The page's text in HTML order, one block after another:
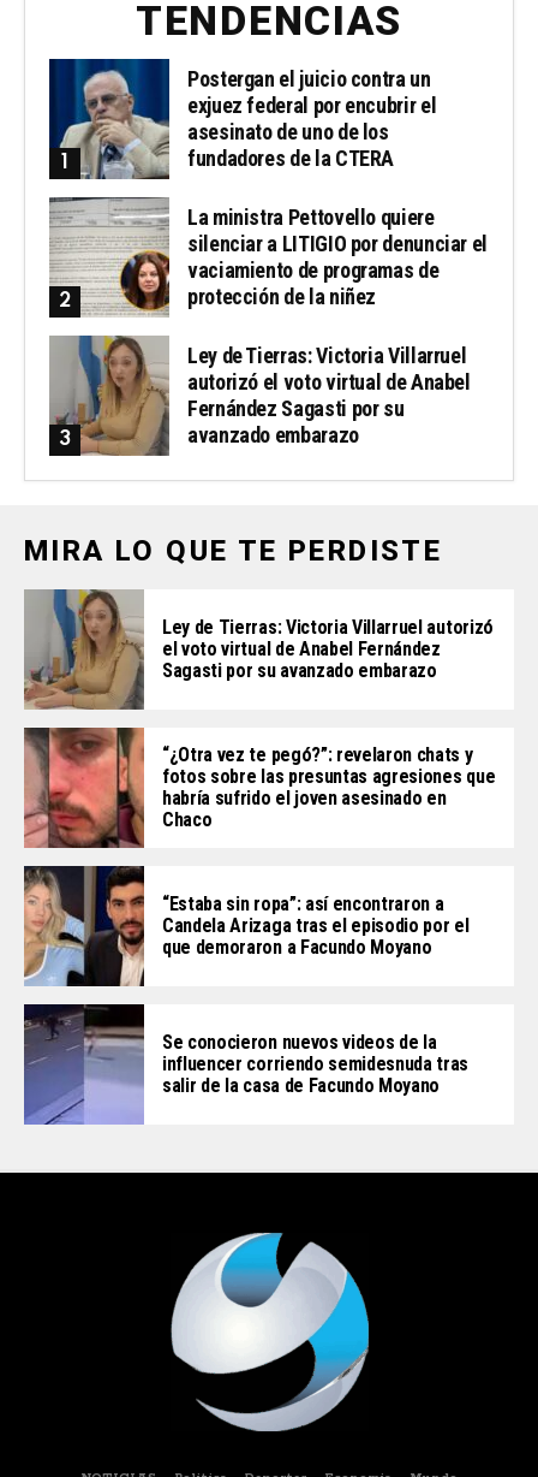
TENDENCIAS
Postergan el juicio contra un
exjuez federal por encubrir el
asesinato de uno de los
fundadores de la CTERA
La ministra Pettovello quiere
silenciar a LITIGIO por denunciar el
vaciamiento de programas de
protección de la niñez
Ley de Tierras: Victoria Villarruel
autorizó el voto virtual de Anabel
Fernández Sagasti por su
avanzado embarazo
MIRA LO QUE TE PERDISTE
Ley de Tierras: Victoria Villarruel autorizó
el voto virtual de Anabel Fernández
Sagasti por su avanzado embarazo
“¿Otra vez te pegó?”: revelaron chats y
fotos sobre las presuntas agresiones que
habría sufrido el joven asesinado en
Chaco
“Estaba sin ropa”: así encontraron a
Candela Arizaga tras el episodio por el
que demoraron a Facundo Moyano
Se conocieron nuevos videos de la
influencer corriendo semidesnuda tras
salir de la casa de Facundo Moyano